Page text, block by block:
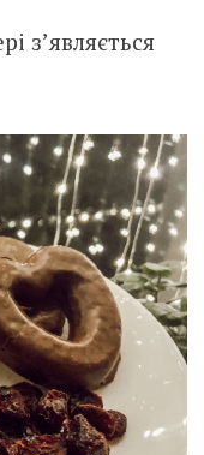
з’являється